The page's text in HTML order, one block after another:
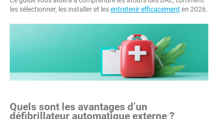
les sélectionner, les installer et lesentretenir efficacement en 2026.
Quels sont les avantages d’un
défibrillateur automatique externe ?